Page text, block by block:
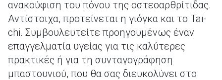
ανακούφιση του πόνου της οστεοαρθρίτιδας.
Αντίστοιχα, προτείνεται η γιόγκα και το Tai-
chi. Συμβουλευτείτε προηγουμένως έναν
επαγγελματία υγείας για τις καλύτερες
πρακτικές ή για τη συνταγογράφηση
μπαστουνιού, που θα σας διευκολύνει στο